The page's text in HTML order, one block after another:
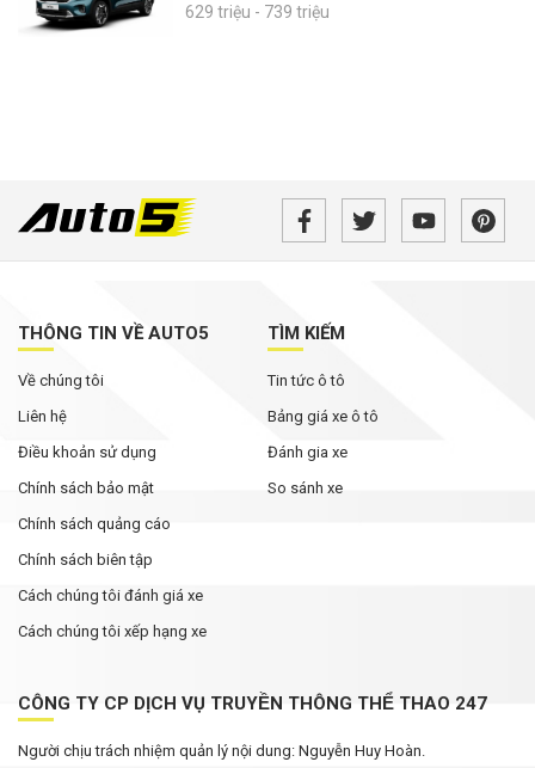
629 triệu - 739 triệu
THÔNG TIN VỀ AUTO5
Về chúng tôi
Liên hệ
Điều khoản sử dụng
Chính sách bảo mật
Chính sách quảng cáo
Chính sách biên tập
Cách chúng tôi đánh giá xe
Cách chúng tôi xếp hạng xe
TÌM KIẾM
Tin tức ô tô
Bảng giá xe ô tô
Đánh gia xe
So sánh xe
CÔNG TY CP DỊCH VỤ TRUYỀN THÔNG THỂ THAO 247
Người chịu trách nhiệm quản lý nội dung: Nguyễn Huy Hoàn.